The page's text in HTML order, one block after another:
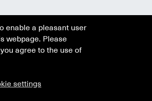
enable a pleasant user
webpage. Please
agree to the use of
settings